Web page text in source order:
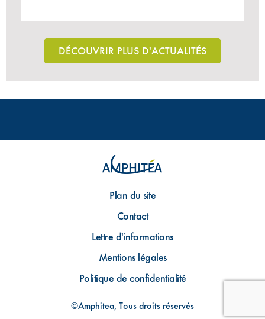
DÉCOUVRIR PLUS D'ACTUALITÉS
Plan du site
Contact
Lettre d'informations
Mentions légales
Politique de confidentialité
©Amphitea, Tous droits réservés